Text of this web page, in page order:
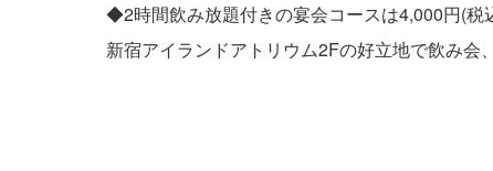
◆2時間飲み放題付きの宴会コースは4,000円(
新宿アイランドアトリウム2Fの好立地で飲み会